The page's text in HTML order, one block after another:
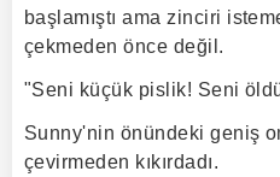
başlamıştı ama zinciri
çekmeden önce değil.
"Seni küçük pislik! Seni
Sunny'nin önündeki geniş
çevirmeden kıkırdadı.